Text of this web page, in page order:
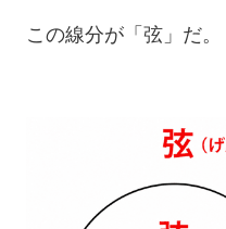
この線分が「弦」だ。